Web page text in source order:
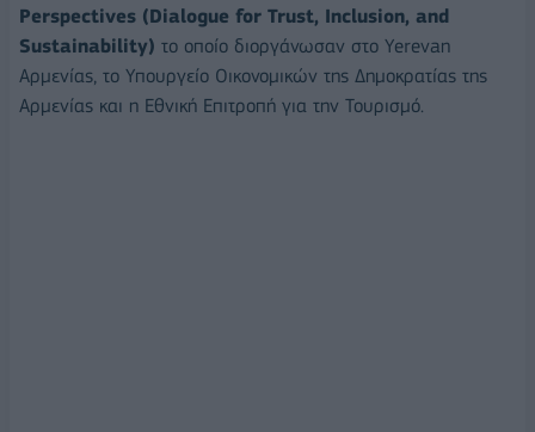
Perspectives (Dialogue for Trust, Inclusion, and
Sustainability) το οποίο διοργάνωσαν στο Yerevan
Αρμενίας, το Υπουργείο Οικονομικών της Δημοκρατίας της
Αρμενίας και η Εθνική Επιτροπή για την Τουρισμό.